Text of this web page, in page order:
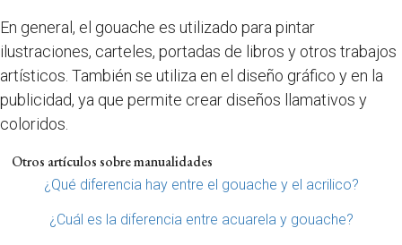
En general, el gouache es utilizado para pintar
ilustraciones, carteles, portadas de libros y otros trabajos
artísticos. También se utiliza en el diseño gráfico y en la
publicidad, ya que permite crear diseños llamativos y
coloridos.
Otros artículos sobre manualidades
¿Qué diferencia hay entre el gouache y el acrilico?
¿Cuál es la diferencia entre acuarela y gouache?